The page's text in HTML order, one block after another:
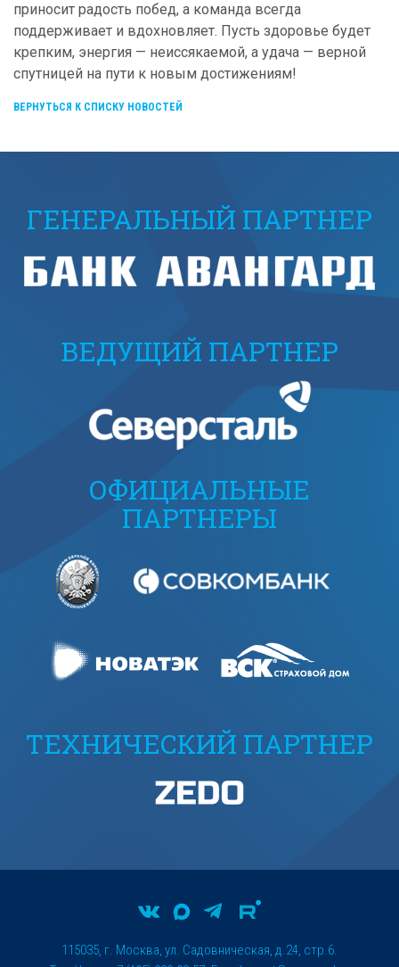
приносит радость побед, а команда всегда
поддерживает и вдохновляет. Пусть здоровье будет
крепким, энергия — неиссякаемой, а удача — верной
спутницей на пути к новым достижениям!
ВЕРНУТЬСЯ К СПИСКУ НОВОСТЕЙ
ГЕНЕРАЛЬНЫЙ ПАРТНЕР
ВЕДУЩИЙ ПАРТНЕР
ОФИЦИАЛЬНЫЕ
ПАРТНЕРЫ
ТЕХНИЧЕСКИЙ ПАРТНЕР
115035, г. Москва, ул. Садовническая, д.24, стр.6.